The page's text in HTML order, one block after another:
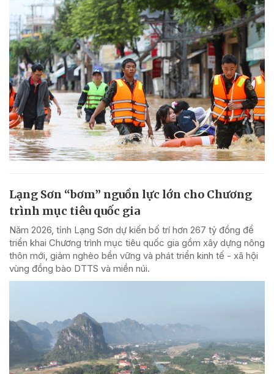
Lạng Sơn “bơm” nguồn lực lớn cho Chương
trình mục tiêu quốc gia
Năm 2026, tỉnh Lạng Sơn dự kiến bố trí hơn 267 tỷ đồng để
triển khai Chương trình mục tiêu quốc gia gồm xây dựng nông
thôn mới, giảm nghèo bền vững và phát triển kinh tế - xã hội
vùng đồng bào DTTS và miền núi.